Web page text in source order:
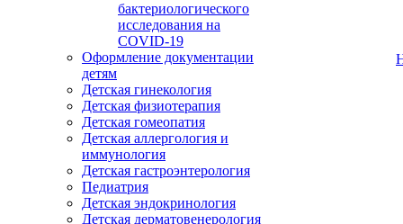
бактериологического
исследования на
COVID-19
Оформление документации
детям
Детская гинекология
Детская физиотерапия
Детская гомеопатия
Детская аллергология и
иммунология
Детская гастроэнтерология
Педиатрия
Детская эндокринология
Детская дерматовенерология